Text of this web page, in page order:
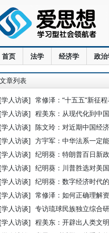
首页 法学 经济学 政
文章列表
[学人访谈] 常修泽：“十五五”新征
[学人访谈] 程美东：从现代化到中
[学人访谈] 陈文玲：对近期中国经
[学人访谈] 方宇军：中华法系一定
[学人访谈] 纪明葵：特朗普百日新
[学人访谈] 纪明葵：川普胜选对美
[学人访谈] 纪明葵：数字经济时代
[学人访谈] 常修泽：如何正确理解
[学人访谈] 专访琉球民族独立综合
[学人访谈] 程美东：开辟出人类文